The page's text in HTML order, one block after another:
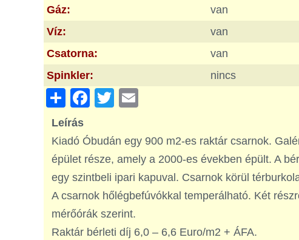
Gáz:
van
Víz:
van
Csatorna:
van
Spinkler:
nincs
ShareFacebook
Twitter
Leírás
Kiadó Óbudán egy 900 m2-es raktár csarnok.
épület része, amely a 2000-es években épült. A
egy szintbeli ipari kapuval. Csarnok körül
A csarnok hőlégbefúvókkal temperálható. Két
mérőórák szerint.
Raktár bérleti díj 6,0 – 6,6 Euro/m2 + ÁFA.